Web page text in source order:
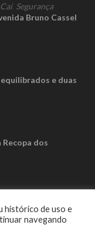
, Segurança
Bruno Cassel
e duas
dos
histórico de uso e
navegando